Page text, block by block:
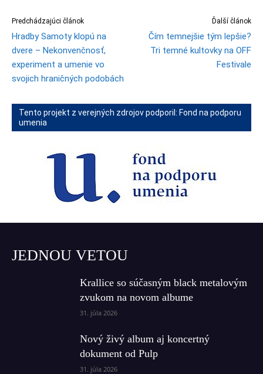
Predchádzajúci článok
Hradby Samoty klopú na
dvere – Nekonvenčnosť,
experiment a umenie vo
svojich hraničných podobách
Ďalší článok
Čím temnejšie tým lepšie?
Tri temné kultovky na OFF
Festivale
Tento projekt z verejných zdrojov podporil: Fond na podporu
umenia
JEDNOU VETOU
Krallice so súčasným black metalovým
zvukom na novom albume
31. júla 2026
Nový živý album aj koncertný
dokument od Pulp
31. júla 2026